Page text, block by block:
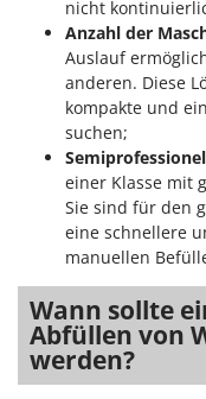
Rasentrimmer -
Rührtöpfe mit
Rupfmaschinen
Sämaschinen
Scheibenpflüge
Schneefräsen
Schneeräumer
Schrotmühlen -
Schwader für
Gre
GreenBay
Greenworks
GRIFO
GVS
GYS
Hailo
Helvi
Henx
HiKOKI
nicht
Anzahl der
Auslauf
anderen. Diese
kompakte und
suchen;
einer Klasse mit
Sie sind für den
eine schnellere
manuellen
Wann sollte
Abfüllen von
werden?